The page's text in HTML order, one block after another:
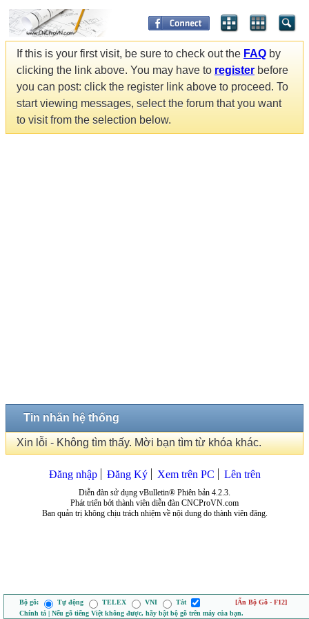
If this is your first visit, be sure to check out the FAQ by
clicking the link above. You may have to register before
you can post: click the register link above to proceed. To
start viewing messages, select the forum that you want
to visit from the selection below.
Tin nhắn hệ thống
Xin lỗi - Không tìm thấy. Mời bạn tìm từ khóa khác.
Đăng nhập Đăng Ký Xem trên PC Lên trên
Diễn đàn sử dụng vBulletin® Phiên bản 4.2.3.
Phát triển bởi thành viên diễn đàn CNCProVN.com
Ban quản trị không chịu trách nhiệm về nội dung do thành viên đăng.
Bộ gõ: Tự động TELEX VNI Tắt
[Ẩn Bộ Gõ - F12]
Chính tả | Nếu gõ tiếng Việt không được, hãy bật bộ gõ trên máy của bạn.